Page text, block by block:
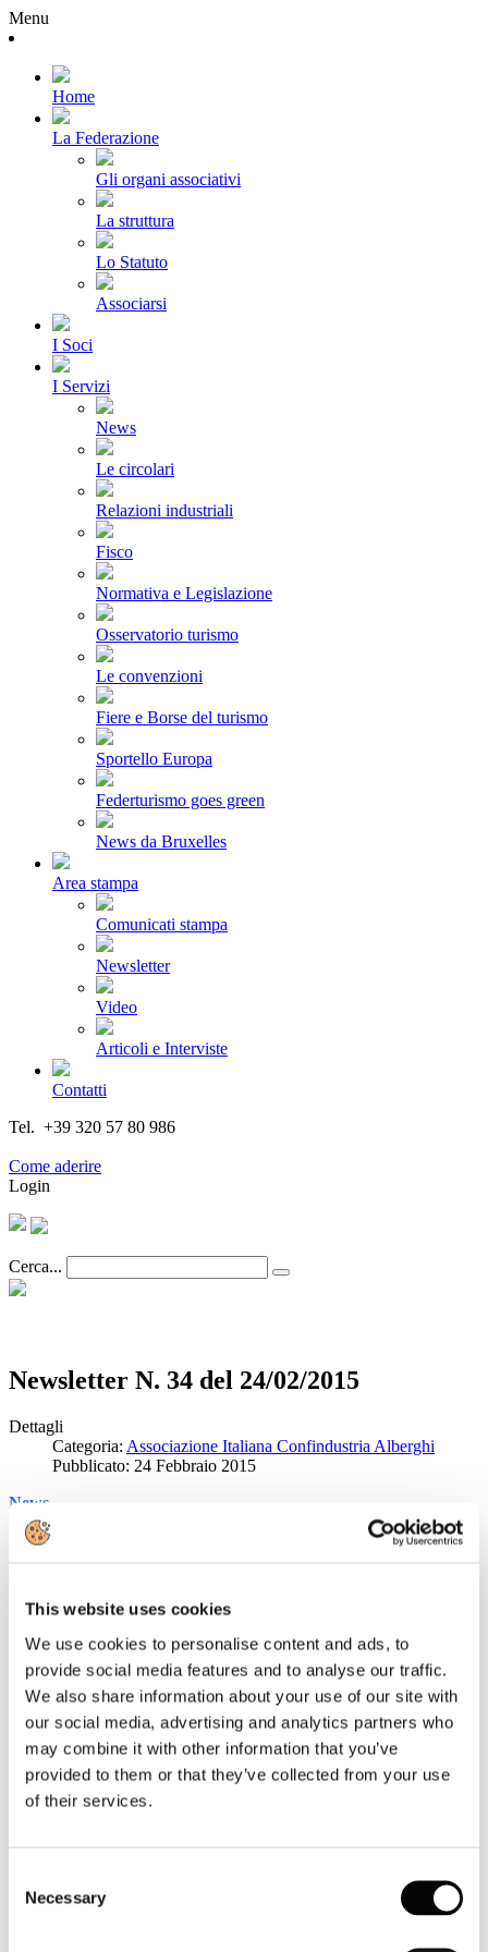
This website uses cookies
We use cookies to personalise content and ads, to
provide social media features and to analyse our traffic.
We also share information about your use of our site with
our social media, advertising and analytics partners who
may combine it with other information that you’ve
provided to them or that they’ve collected from your use
of their services.
Selection
Necessary
Menu
Home
La Federazione
Gli organi associativi
La struttura
Lo Statuto
Associarsi
I Soci
I Servizi
News
Le circolari
Relazioni industriali
Fisco
Normativa e Legislazione
Osservatorio turismo
Le convenzioni
Fiere e Borse del turismo
Sportello Europa
Federturismo goes green
News da Bruxelles
Area stampa
Comunicati stampa
Newsletter
Video
Articoli e Interviste
Contatti
Tel. +39 320 57 80 986
Come aderire
Login
Cerca...
Newsletter N. 34 del 24/02/2015
Dettagli
Categoria: Associazione Italiana Confindustria Alberghi
Pubblicato: 24 Febbraio 2015
News
CONFINDUSTRIA: BENE CDM, GIUSTA DIREZIONE
Jobs Act: Dolcetta, "Finalmente presa la strada giusta ora però
tutele crescenti per tutti"
Intervista al vice Presidente di Confindustria Stefano Dolcetta
Privacy: attività ispettiva 2014: l'ammontare delle sanzioni sale
a 5 milioni di euro
I grandi alberghi tra i soggetti che hanno subito accertamenti ispettivi
da parte delle Unità speciali della Guardia di Finanza
ASSEMBLEA 2015
26 febbraio 2015, h.14,30 Viale dell'Astronomia, 30 - ROMA
JOBS ACT: ADOTTATI IN CDM I PRIMI DECRETI
ATTUATIVI
Adottati, nel corso del Consiglio dei Ministri del 20 febbraio scorso,